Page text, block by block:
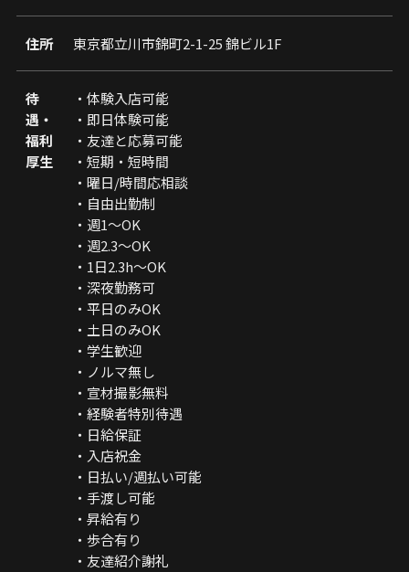
住所 東京都立川市錦町2-1-25 錦ビル1F
待
遇・
福利
厚生
・体験入店可能
・即日体験可能
・友達と応募可能
・短期・短時間
・曜日/時間応相談
・自由出勤制
・週1～OK
・週2.3～OK
・1日2.3h～OK
・深夜勤務可
・平日のみOK
・土日のみOK
・学生歓迎
・ノルマ無し
・宣材撮影無料
・経験者特別待遇
・日給保証
・入店祝金
・日払い/週払い可能
・手渡し可能
・昇給有り
・歩合有り
・友達紹介謝礼